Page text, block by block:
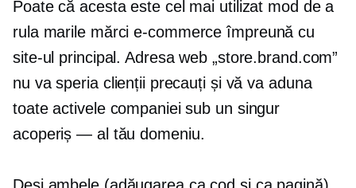
Poate că acesta este cel mai utilizat mod de a
rula marile mărcie-commerce împreună cu
site-ul principal. Adresa web „store.brand.com”
nu va speria clienții precauți și vă va aduna
toate activele companiei sub un singur
acoperiș — al tău domeniu.